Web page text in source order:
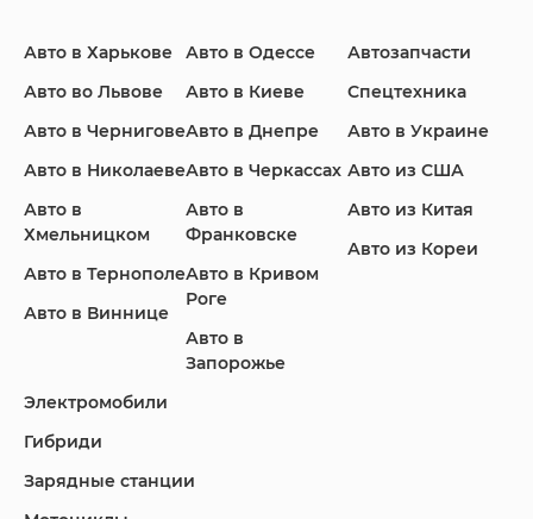
Infiniti Jaguar Jeep
Land Rover
Lincoln
Авто в Харькове
Авто во Львове
Авто в Чернигове
Авто в Николаеве
Авто в
Хмельницком
Авто в Тернополе
Авто в Виннице
Авто в Одессе
Авто в Киеве
Авто в Днепре
Авто в Черкассах
Авто в
Франковске
Авто в Кривом
Роге
Авто в
Запорожье
Автозапчасти
Спецтехника
Авто в Украине
Авто из США
Авто из Китая
Авто из Кореи
Электромобили
Гибриди
Зарядные станции